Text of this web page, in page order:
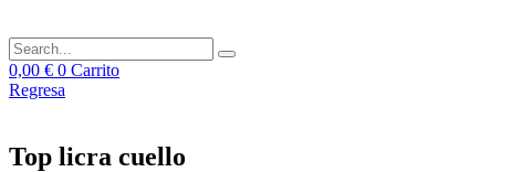
0,00 € 0 Carrito
Regresa
Top licra cuello